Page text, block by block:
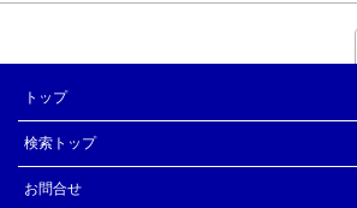
トップ
検索トップ
お問合せ